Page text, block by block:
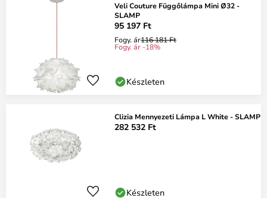
Veli Couture Függőlámpa Mini Ø32 -
SLAMP
95 197 Ft
Fogy. ár116 181 Ft
Fogy. ár -18%
Készleten
Clizia Mennyezeti Lámpa L White - SLAMP
282 532 Ft
Készleten